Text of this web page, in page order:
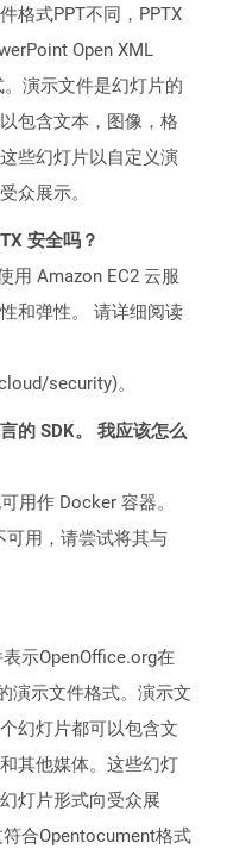
格式PPT不同，PPTX
Open XML
演示文件是幻灯片的
包含文本，图像，格
些幻灯片以自定义演
众展示。
安全吗？
用 Amazon EC2 云服
和弹性。 请详细阅读
security)。
的 SDK。 我应该怎么
用作 Docker 容器。
可用，请尝试将其与
示OpenOffice.org在
演示文件格式。演示文
幻灯片都可以包含文
其他媒体。这些幻灯
灯片形式向受众展
合Opentocument格式